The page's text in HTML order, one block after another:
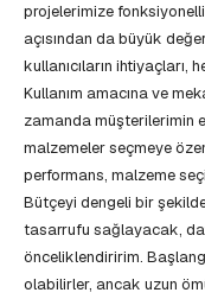
projelerimize
açısından da büyük
kullanıcıların ihtiyaçları,
Kullanım amacına ve
zamanda müşterilerimin
malzemeler seçmeye
performans, malzeme
Bütçeyi dengeli bir
tasarrufu sağlayacak,
önceliklendiririm.
olabilirler, ancak uzun